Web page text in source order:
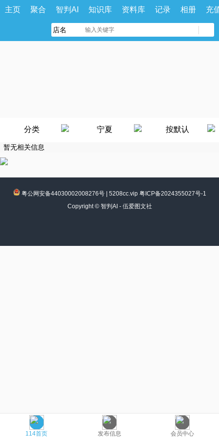
主页 聚合 智判AI 知识库 资料库 记录 相册 充
分类 宁夏 按默认
暂无相关信息
114首页 发布信息 会员中心
粤公网安备44030002008276号| 5208cc.vip 粤ICP备2024355027号-1
Copyright © 智判AI - 伍爱图文社